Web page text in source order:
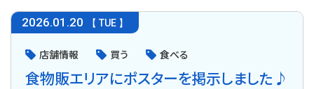
2026.01.20 【 TUE 】
店舗情報 買う 食べる
食物販エリアにポスターを掲示しました♪